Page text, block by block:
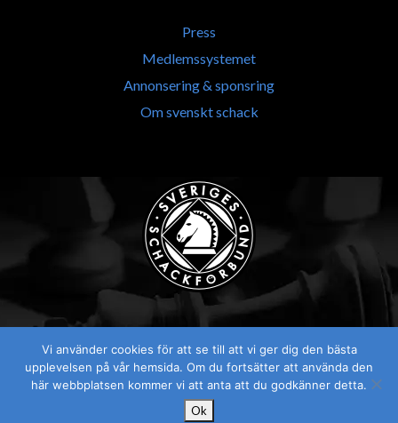
Press
Medlemssystemet
Annonsering & sponsring
Om svenskt schack
Visselblåsaren
Vi använder cookies för att se till att vi ger dig den bästa
upplevelsen på vår hemsida. Om du fortsätter att använda den
här webbplatsen kommer vi att anta att du godkänner detta.
Ok